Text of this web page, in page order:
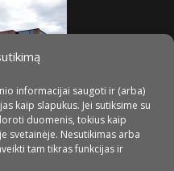
informacijai saugoti ir (arba)
kaip slapukus. Jei sutiksime su
duomenis, tokius kaip
svetainėje. Nesutikimas arba
tam tikras funkcijas ir